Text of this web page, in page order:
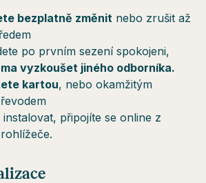
bezplatně změnit nebo zrušit až
po prvním sezení spokojeni,
vyzkoušet jiného odborníka.
kartou, nebo okamžitým
připojíte se online z